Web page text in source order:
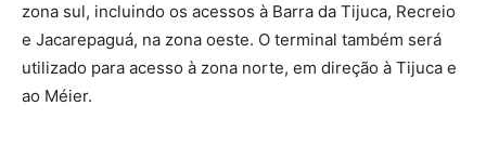
zona sul, incluindo os acessos à Barra da Tijuca, Recreio
e Jacarepaguá, na zona oeste. O terminal também será
utilizado para acesso à zona norte, em direção à Tijuca e
ao Méier.